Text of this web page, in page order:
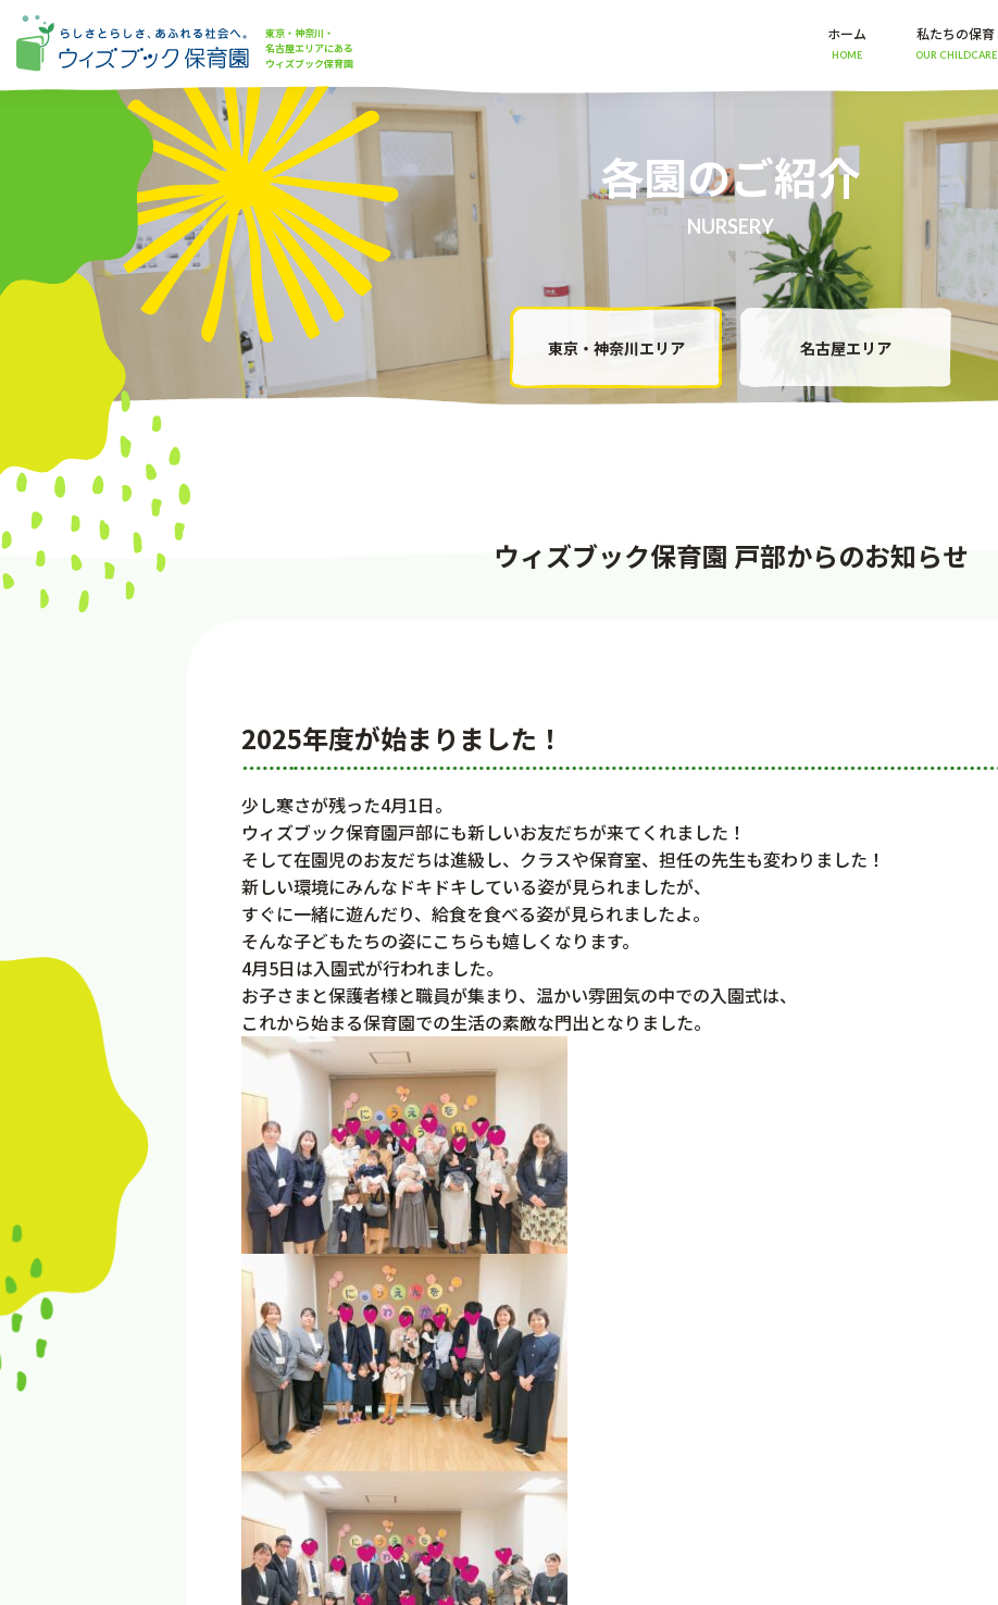
東京・神奈川・
名古屋エリアにある
ウィズブック保育園
ホーム
HOME
私たちの保育
OUR CHILDCARE
各園のご紹介
NURSERY
東京・神奈川エリア 名古屋エリア
ウィズブック保育園 戸部からのお知らせ
2025年度が始まりました！
少し寒さが残った4月1日。
ウィズブック保育園戸部にも新しいお友だちが来てくれました！
そして在園児のお友だちは進級し、クラスや保育室、担任の先生も変わりました！
新しい環境にみんなドキドキしている姿が見られましたが、
すぐに一緒に遊んだり、給食を食べる姿が見られましたよ。
そんな子どもたちの姿にこちらも嬉しくなります。
4月5日は入園式が行われました。
お子さまと保護者様と職員が集まり、温かい雰囲気の中での入園式は、
これから始まる保育園での生活の素敵な門出となりました。